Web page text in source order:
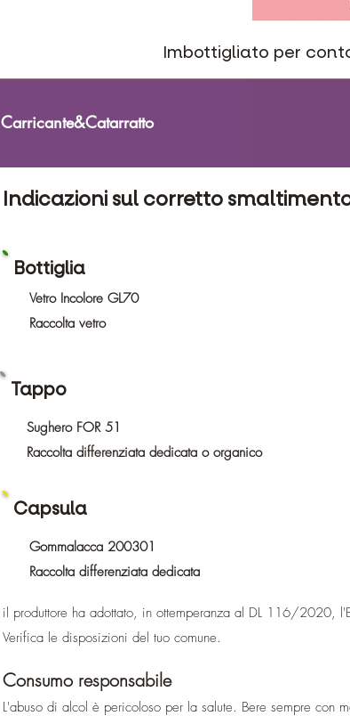
Imbottigliato per
Carricante&Catarratto
Indicazioni sul corretto
Bottiglia
Vetro Incolore GL70
Raccolta vetro
Tappo
Sughero FOR 51
Raccolta differenziata dedicata o organico
Capsula
Gommalacca 200301
Raccolta differenziata dedicata
il produttore ha adottato, in ottemperanza al DL 116/2020,
Verifica le disposizioni del tuo comune.
Consumo responsabile
L'abuso di alcol è pericoloso per la salute. Bere sempre con